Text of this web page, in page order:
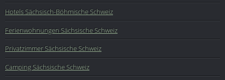
Hotels Sächsisch-Böhmische Schweiz
Ferienwohnungen Sächsische Schweiz
Privatzimmer Sächsische Schweiz
Camping Sächsische Schweiz